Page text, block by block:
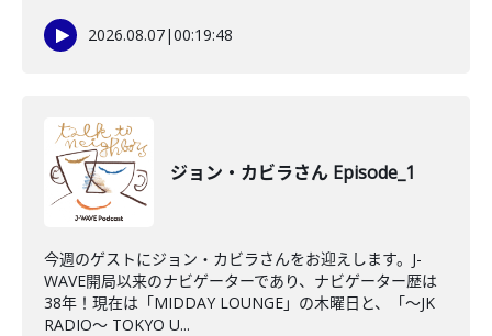
2026.08.07|00:19:48
ジョン・カビラさん Episode_1
今週のゲストにジョン・カビラさんをお迎えします。J-
WAVE開局以来のナビゲーターであり、ナビゲーター歴は
38年！現在は「MIDDAY LOUNGE」の木曜日と、「〜JK
RADIO〜 TOKYO U...